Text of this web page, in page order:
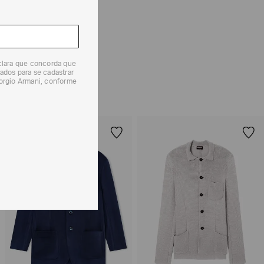
dos Produtos. E a troca pode ser feita em até 30
Preencha oFormulário de Devolução
sobre as condições de troca ou devolução, consulte a
que concorda que
para se cadastrar
Armani, conforme